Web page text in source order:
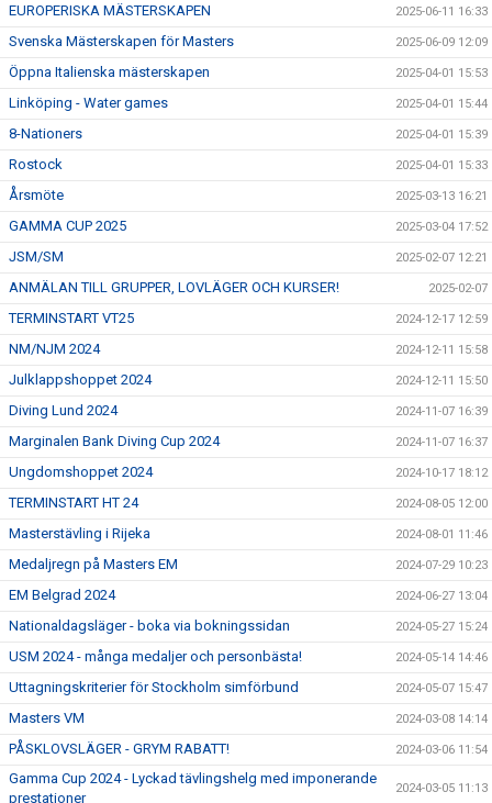
EUROPERISKA MÄSTERSKAPEN 2025-06-11 16:33
Svenska Mästerskapen för Masters 2025-06-09 12:09
Öppna Italienska mästerskapen 2025-04-01 15:53
Linköping - Water games 2025-04-01 15:44
8-Nationers 2025-04-01 15:39
Rostock 2025-04-01 15:33
Årsmöte 2025-03-13 16:21
GAMMA CUP 2025 2025-03-04 17:52
JSM/SM 2025-02-07 12:21
ANMÄLAN TILL GRUPPER, LOVLÄGER OCH KURSER! 2025-02-07
TERMINSTART VT25 2024-12-17 12:59
NM/NJM 2024 2024-12-11 15:58
Julklappshoppet 2024 2024-12-11 15:50
Diving Lund 2024 2024-11-07 16:39
Marginalen Bank Diving Cup 2024 2024-11-07 16:37
Ungdomshoppet 2024 2024-10-17 18:12
TERMINSTART HT 24 2024-08-05 12:00
Masterstävling i Rijeka 2024-08-01 11:46
Medaljregn på Masters EM 2024-07-29 10:23
EM Belgrad 2024 2024-06-27 13:04
Nationaldagsläger - boka via bokningssidan 2024-05-27 15:24
USM 2024 - många medaljer och personbästa! 2024-05-14 14:46
Uttagningskriterier för Stockholm simförbund 2024-05-07 15:47
Masters VM 2024-03-08 14:14
PÅSKLOVSLÄGER - GRYM RABATT! 2024-03-06 11:54
Gamma Cup 2024 - Lyckad tävlingshelg med imponerande
prestationer
2024-03-05 11:13